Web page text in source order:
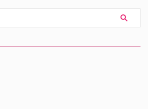
事件に挑
ギリス
『警部ベ
の裏側を明かす特別映像が公開さ
れた。 世界中で大ヒットを記
録！ 映画史に残る快挙を達成 ソ
ホランド演じるピーター・パーカ